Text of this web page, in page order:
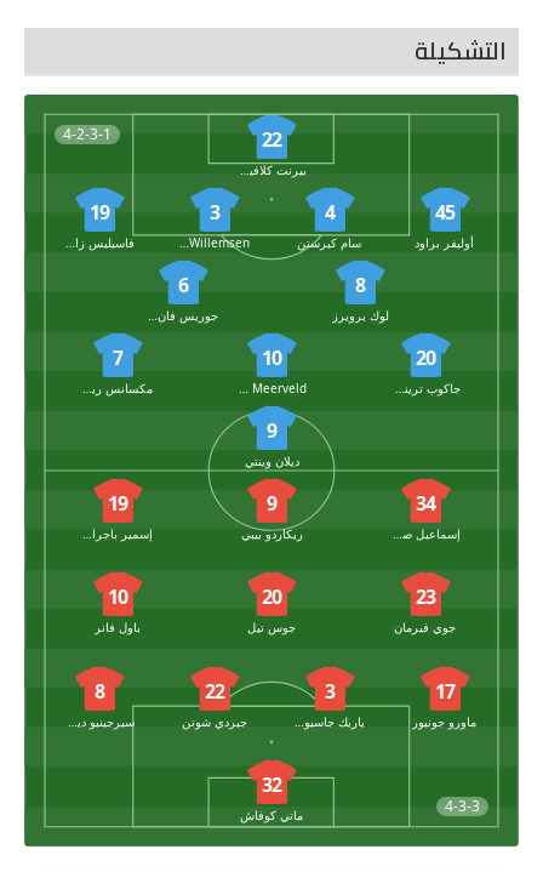
التشكيلة
4-2-3-1 22
بيرنت كلافيربور
45
أوليفر براود
4
سام كيرستن
3
Maas Willemsen
19
فاسيليس زاجاريتيس
8
لوك برويرز
6
جوريس فان اوفرييم
20
جاكوب ترينسكو
10
Ringo Meerveld
7
مكسانس ريفيرا
9
ديلان وينتي
4-3-3
34
إسماعيل صيباري
9
ريكاردو بيبي
19
إسمير باجراكتاريفيتش
23
جوي فيرمان
20
جوس تيل
10
باول فانر
17
ماورو جونيور
3
22
جيردي شوتن
8
32
ماتي كوفاش